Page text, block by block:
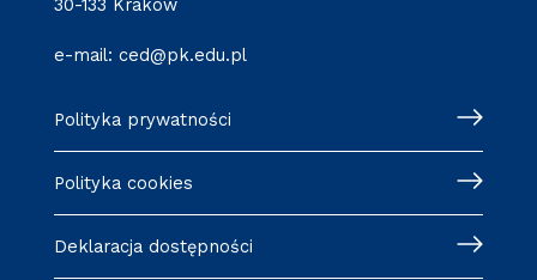
30-133 Kraków
e-mail: ced@pk.edu.pl
Polityka prywatności
Polityka cookies
Deklaracja dostępności